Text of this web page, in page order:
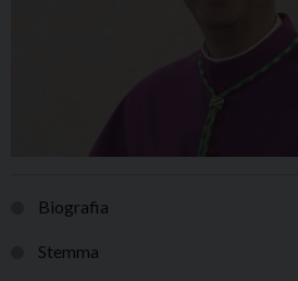
Biografia
Stemma